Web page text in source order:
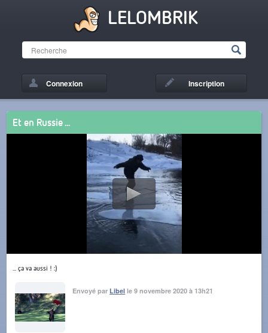
LELOMBRIK
Connexion Inscription
Et en Russie ...
... ça va aussi ! :)
Envoyé par Libel le 9 novembre 2020 à 13h21